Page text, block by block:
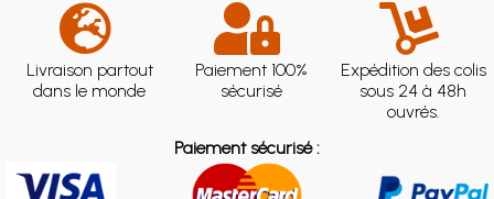
Livraison partout
dans le monde
Paiement 100%
sécurisé
Expédition des colis
sous 24 à 48h
ouvrés.
Paiement sécurisé :